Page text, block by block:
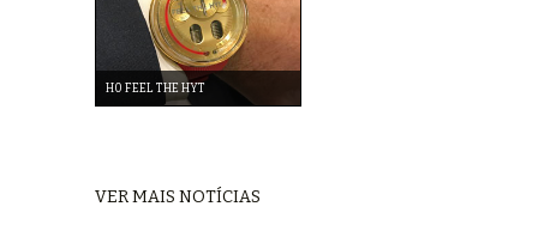
H0 FEEL THE HYT
VER MAIS NOTÍCIAS